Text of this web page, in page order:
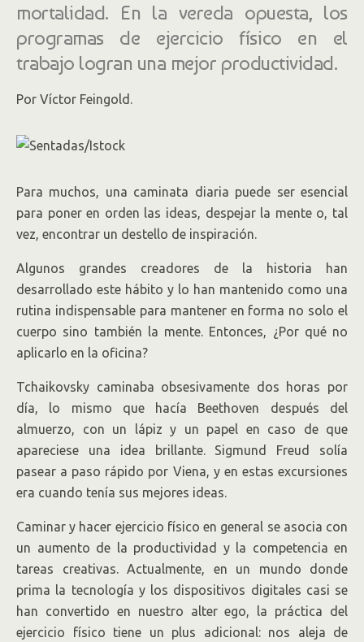
mortalidad. En la vereda opuesta, los
programas de ejercicio físico en el
trabajo logran una mejor productividad.
Por Víctor Feingold.
Para muchos, una caminata diaria puede ser esencial
para poner en orden las ideas, despejar la mente o, tal
vez, encontrar un destello de inspiración.
Algunos grandes creadores de la historia han
desarrollado este hábito y lo han mantenido como una
rutina indispensable para mantener en forma no solo el
cuerpo sino también la mente. Entonces, ¿Por qué no
aplicarlo en la oficina?
Tchaikovsky caminaba obsesivamente dos horas por
día, lo mismo que hacía Beethoven después del
almuerzo, con un lápiz y un papel en caso de que
apareciese una idea brillante. Sigmund Freud solía
pasear a paso rápido por Viena, y en estas excursiones
era cuando tenía sus mejores ideas.
Caminar y hacer ejercicio físico en general se asocia con
un aumento de la productividad y la competencia en
tareas creativas. Actualmente, en un mundo donde
prima la tecnología y los dispositivos digitales casi se
han convertido en nuestro alter ego, la práctica del
ejercicio físico tiene un plus adicional: nos aleja de